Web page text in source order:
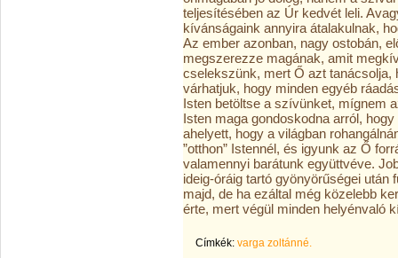
teljesítésében az Úr kedvét leli.
kívánságaink annyira átalakulnak,
Az ember azonban, nagy ostobán,
megszerezze magának, amit
cselekszünk, mert Ő azt
várhatjuk, hogy minden egyéb
Isten betöltse a szívünket, mígnem
Isten maga gondoskodna arról,
ahelyett, hogy a világban
”otthon” Istennél, és igyunk az Ő
valamennyi barátunk együttvéve.
ideig-óráig tartó gyönyörűségei
majd, de ha ezáltal még közelebb
érte, mert végül minden helyénvaló
Címkék: varga zoltánné.